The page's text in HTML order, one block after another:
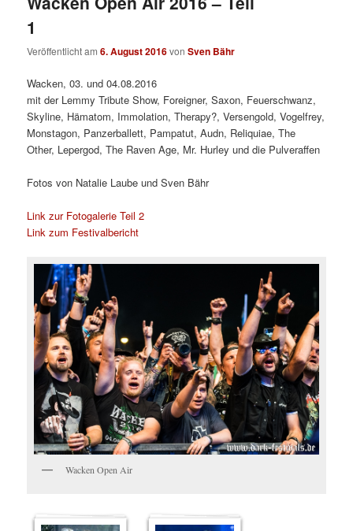
1
Veröffentlicht am6. August 2016vonSven Bähr
Wacken, 03. und 04.08.2016
mit der Lemmy Tribute Show, Foreigner, Saxon, Feuerschwanz,
Skyline, Hämatom, Immolation, Therapy?, Versengold, Vogelfrey,
Monstagon, Panzerballett, Pampatut, Audn, Reliquiae, The
Other, Lepergod, The Raven Age, Mr. Hurley und die Pulveraffen
Fotos von Natalie Laube und Sven Bähr
Link zur Fotogalerie Teil 2
Link zum Festivalbericht
Wacken Open Air